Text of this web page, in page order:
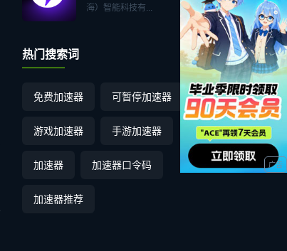
海）智能科技有...
热门搜索词
免费加速器 可暂停加速器
游戏加速器 手游加速器
加速器 加速器口令码
加速器推荐